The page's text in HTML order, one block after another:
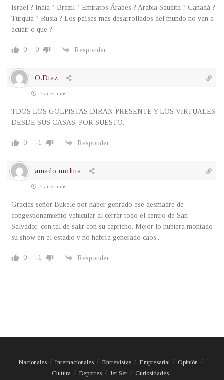
Israel ? India ? Brazil ? Emiratos Árabes ? Arabia Saudita ? Canadá ?
Turquia ? Rusia ? Los países más desarrollados del mundo no van a
acudir o que ?
0 0 Responder
O.Diaz
7 años atrás
TDOS LOS GOLPISTAS DIRAN PRESENTE Y LOS VIRTUALES
DESDE SUS CASAS, POR SUESTO.
0 -1 Responder
amado molina
7 años atrás
Gracias señor Bukele por haber genrado ese desmadre de
congestionamiento vehicular al cerrar todo el centro de San
Salvador, con tal de salir con su capricho. Mejor lo hubiera montado
su show en el estadio y no habría generado caos..
0 -1 Responder
Nacionales Internacionales Entrevistas Empresarial
Opinión
Cultura
Deportes Jet Set Curiosidades